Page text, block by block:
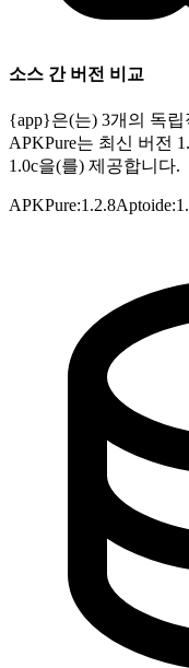
소스 간 버전 비교
{app}은(는) 3개의 독
APKPure는 최신 버전
1.0c을(를) 제공합니다.
APKPure:1.2.8Aptoide: